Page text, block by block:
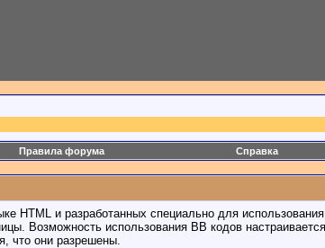
Правила форума Справка
HTML и разработанных специально для
Возможность использования BB кодов
что они разрешены.